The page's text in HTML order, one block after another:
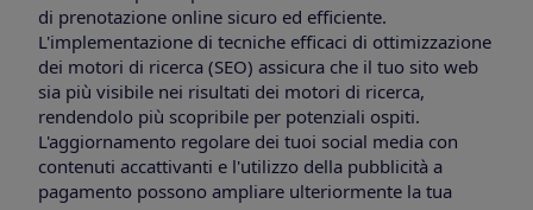
di prenotazione online sicuro ed efficiente.
L'implementazione di tecniche efficaci di ottimizzazione
dei motori di ricerca (SEO) assicura che il tuo sito web
sia più visibile nei risultati dei motori di ricerca,
rendendolo più scopribile per potenziali ospiti.
L'aggiornamento regolare dei tuoi social media con
contenuti accattivanti e l'utilizzo della pubblicità a
pagamento possono ampliare ulteriormente la tua